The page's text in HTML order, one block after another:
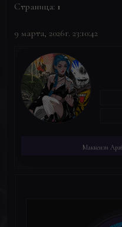
Страница: 1
9 марта, 2026г. 23:10:42
Маккензи